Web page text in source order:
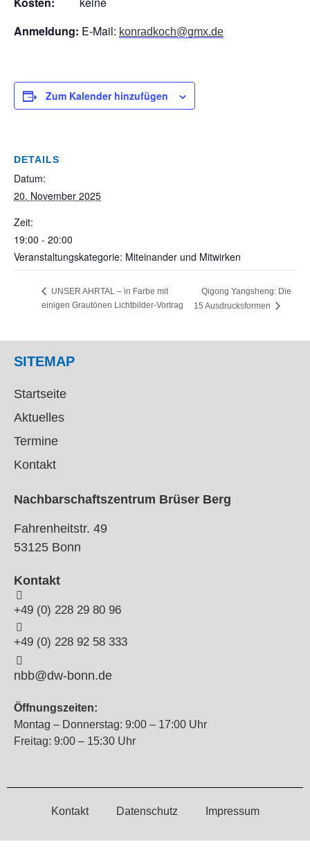
Anmeldung: E-Mail: konradkoch@gmx.de
Zum Kalender hinzufügen
DETAILS
Datum:
20. November 2025
Zeit:
19:00 - 20:00
Veranstaltungskategorie: Miteinander und Mitwirken
UNSER AHRTAL – in Farbe mit
einigen Grautönen Lichtbilder-Vortrag
Qigong Yangsheng: Die
15 Ausdrucksformen
SITEMAP
Startseite
Aktuelles
Termine
Kontakt
Nachbarschaftszentrum Brüser Berg
Fahrenheitstr. 49
53125 Bonn
Kontakt
+49 (0) 228 29 80 96
+49 (0) 228 92 58 333
nbb@dw-bonn.de
Öffnungszeiten:
Montag – Donnerstag: 9:00 – 17:00 Uhr
Freitag: 9:00 – 15:30 Uhr
Kontakt Datenschutz Impressum